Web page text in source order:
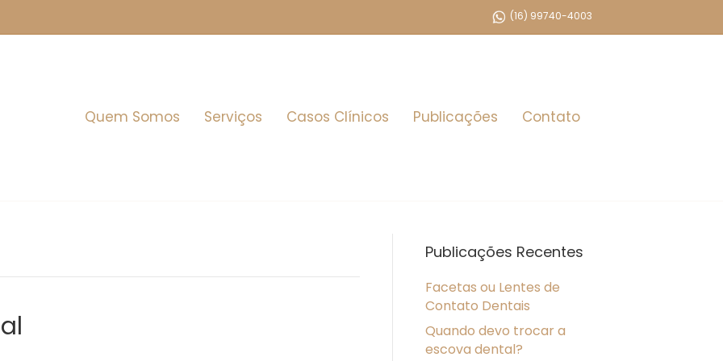
(16) 99740-4003
Quem Somos Serviços Casos Clínicos Publicações Contato
Publicações Recentes
Facetas ou Lentes de
Contato Dentais
Quando devo trocar a
escova dental?